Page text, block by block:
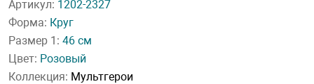
Артикул: 1202-2327
Форма: Круг
Размер 1: 46 см
Цвет: Розовый
Коллекция: Мультгерои